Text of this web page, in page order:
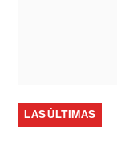
LAS ÚLTIMAS